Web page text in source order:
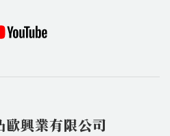
興業有限公司